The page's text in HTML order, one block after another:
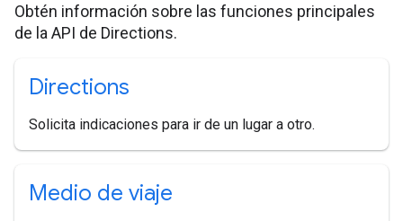
Obtén información sobre las funciones principales
de la API de Directions.
Directions
Solicita indicaciones para ir de un lugar a otro.
Medio de viaje